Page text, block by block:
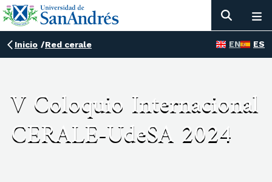
Inicio /Red cerale EN ES
V Coloquio Internacional
CERALE-UdeSA 2024